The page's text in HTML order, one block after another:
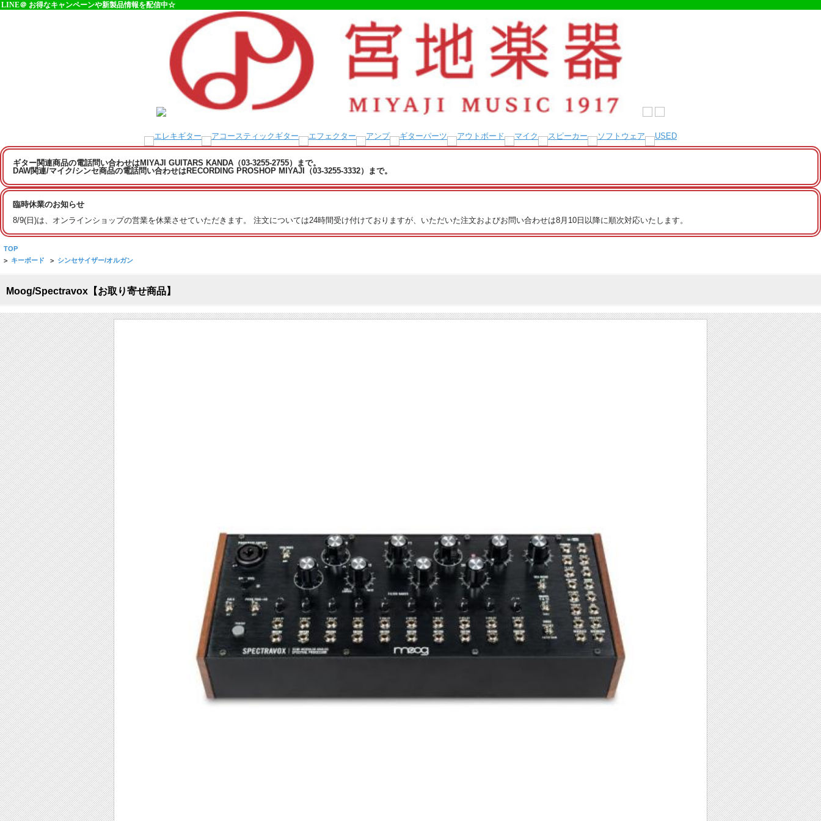
LINE＠ お得なキャンペーンや新製品情報を配信中☆
ギター関連商品の電話問い合わせはMIYAJI GUITARS KANDA（03-3255-2755）まで。
DAW関連/マイク/シンセ商品の電話問い合わせはRECORDING PROSHOP MIYAJI（03-3255-3332）まで。
臨時休業のお知らせ
8/9(日)は、オンラインショップの営業を休業させていただきます。 注文については24時間受け付けておりますが、いただいた注文およびお問い合わせは8月10日以降に順次対応いたします。
TOP
> キーボード > シンセサイザー/オルガン
Moog/Spectravox【お取り寄せ商品】